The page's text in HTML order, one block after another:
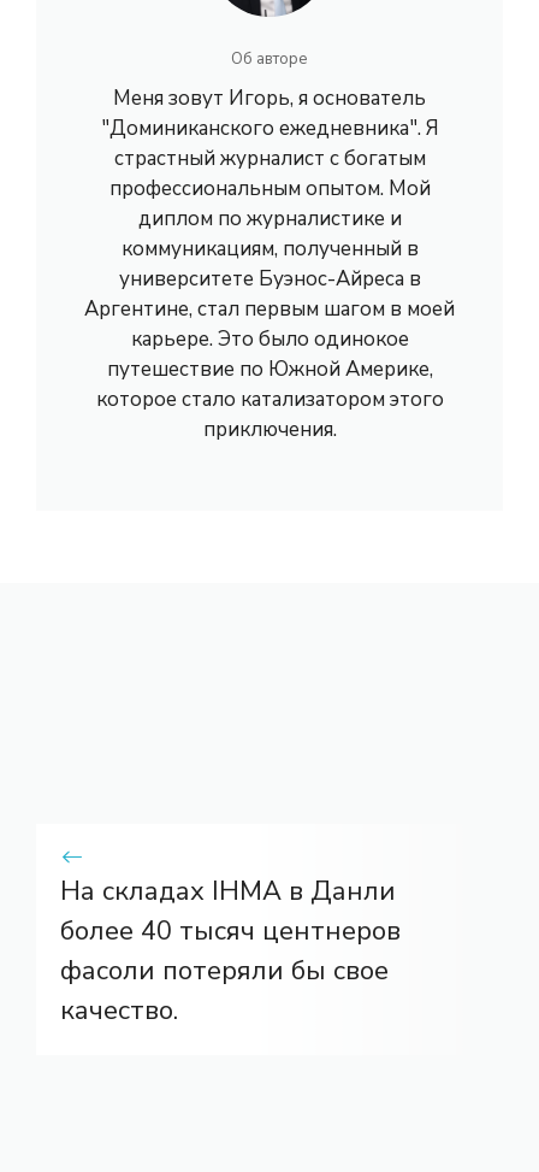
Об авторе
Меня зовут Игорь, я основатель
"Доминиканского ежедневника". Я
страстный журналист с богатым
профессиональным опытом. Мой
диплом по журналистике и
коммуникациям, полученный в
университете Буэнос-Айреса в
Аргентине, стал первым шагом в моей
карьере. Это было одинокое
путешествие по Южной Америке,
которое стало катализатором этого
приключения.
На складах IHMA в Данли
более 40 тысяч центнеров
фасоли потеряли бы свое
качество.